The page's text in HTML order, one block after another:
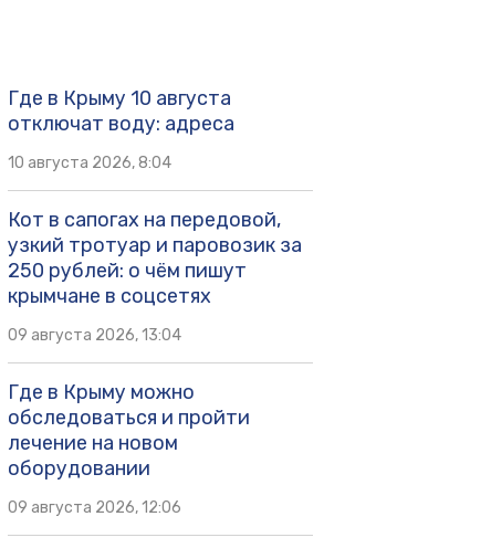
Где в Крыму 10 августа
отключат воду: адреса
10 августа 2026, 8:04
Кот в сапогах на передовой,
узкий тротуар и паровозик за
250 рублей: о чём пишут
крымчане в соцсетях
09 августа 2026, 13:04
Где в Крыму можно
обследоваться и пройти
лечение на новом
оборудовании
09 августа 2026, 12:06